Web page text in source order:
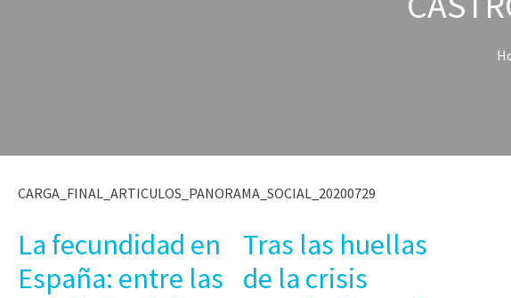
CARGA_FINAL_ARTICULOS_PANORAMA_SOCIAL_20200729
La fecundidad en
España: entre las
Tras las huellas
de la crisis